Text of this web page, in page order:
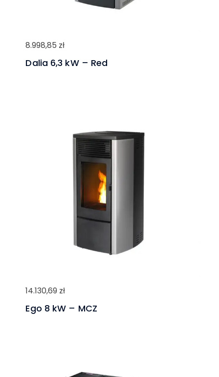
Dalia 6,3 kW – Red
8.998,85 zł
Ego 8 kW – MCZ
14.130,69 zł